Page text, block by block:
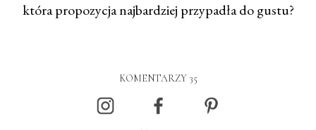
która propozycja najbardziej przypadła do gustu?
KOMENTARZY 35